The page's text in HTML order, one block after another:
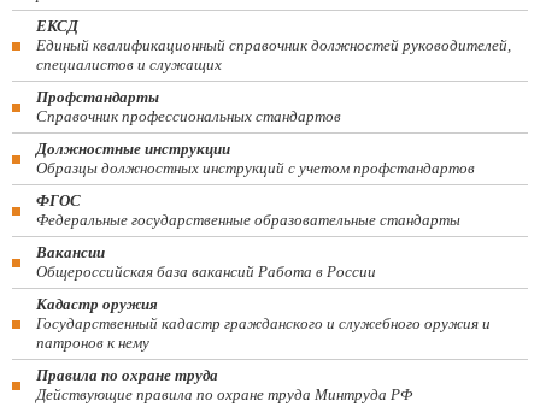
ЕКСД
Единый квалификационный справочник должностей руководителей,
специалистов и служащих
Профстандарты
Справочник профессиональных стандартов
Должностные инструкции
Образцы должностных инструкций с учетом профстандартов
ФГОС
Федеральные государственные образовательные стандарты
Вакансии
Общероссийская база вакансий Работа в России
Кадастр оружия
Государственный кадастр гражданского и служебного оружия и
патронов к нему
Правила по охране труда
Действующие правила по охране труда Минтруда РФ